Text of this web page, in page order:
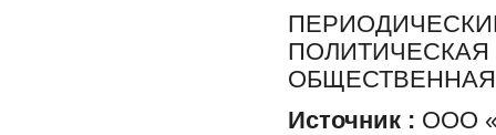
Источник : ООО